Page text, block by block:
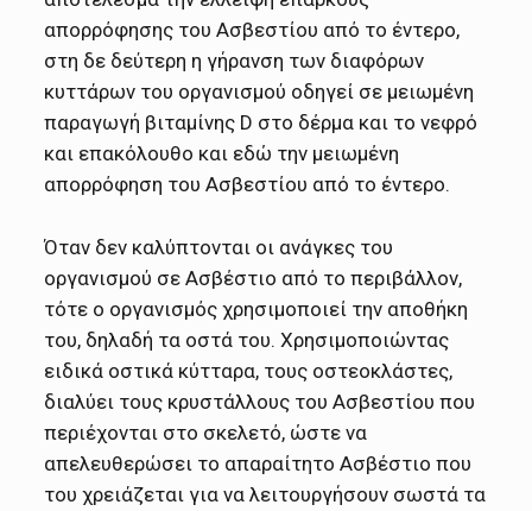
απορρόφησης του Ασβεστίου από το έντερο,
στη δε δεύτερη η γήρανση των διαφόρων
κυττάρων του οργανισμού οδηγεί σε μειωμένη
παραγωγή βιταμίνης D στο δέρμα και το νεφρό
και επακόλουθο και εδώ την μειωμένη
απορρόφηση του Ασβεστίου από το έντερο.
Όταν δεν καλύπτονται οι ανάγκες του
οργανισμού σε Ασβέστιο από το περιβάλλον,
τότε ο οργανισμός χρησιμοποιεί την αποθήκη
του, δηλαδή τα οστά του. Χρησιμοποιώντας
ειδικά οστικά κύτταρα, τους οστεοκλάστες,
διαλύει τους κρυστάλλους του Ασβεστίου που
περιέχονται στο σκελετό, ώστε να
απελευθερώσει το απαραίτητο Ασβέστιο που
του χρειάζεται για να λειτουργήσουν σωστά τα